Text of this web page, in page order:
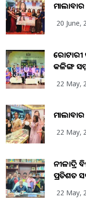
ମାଲାବାର
20 June,
ରୋଟାରୀ
କଳିଙ୍ଗ
22 May,
22 May,
ନୀଳାଦ୍ରି
ପ୍ରତିଶତ
22 May,